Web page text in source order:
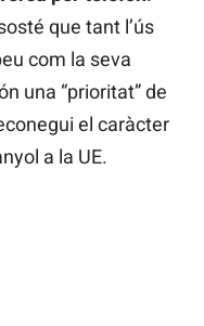
que tant l’ús
com la seva
una “prioritat” de
el caràcter
a la UE.